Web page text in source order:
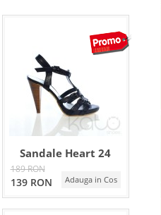
Sandale Heart 24
189 RON
139 RON Adauga in Cos